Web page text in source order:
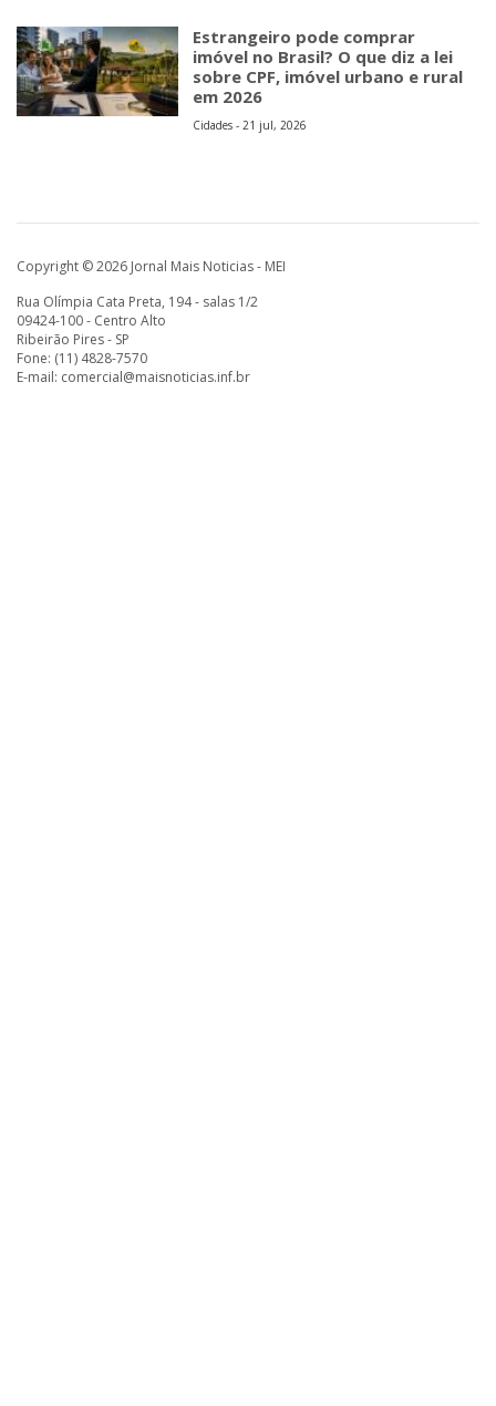
Estrangeiro pode comprar
imóvel no Brasil? O que diz a lei
sobre CPF, imóvel urbano e rural
em 2026
Cidades - 21 jul, 2026
Copyright © 2026 Jornal Mais Noticias - MEI
Rua Olímpia Cata Preta, 194 - salas 1/2
09424-100 - Centro Alto
Ribeirão Pires - SP
Fone: (11) 4828-7570
E-mail: comercial@maisnoticias.inf.br